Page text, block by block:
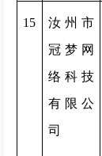
15
汝州市
冠梦网
络科技
有限公
司